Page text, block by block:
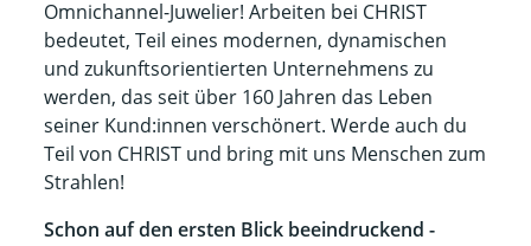
Omnichannel-Juwelier! Arbeiten bei CHRIST
bedeutet, Teil eines modernen, dynamischen
und zukunftsorientierten Unternehmens zu
werden, das seit über 160 Jahren das Leben
seiner Kund:innen verschönert. Werde auch du
Teil von CHRIST und bring mit uns Menschen zum
Strahlen!​​
Schon auf den ersten Blick beeindruckend -